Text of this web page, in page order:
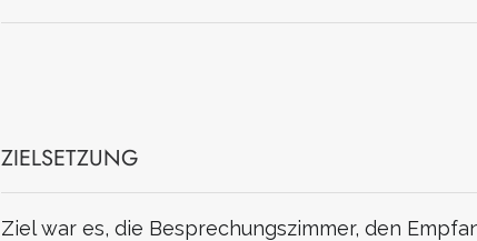
ZIELSETZUNG
Ziel war es, die Besprechungszimmer, den